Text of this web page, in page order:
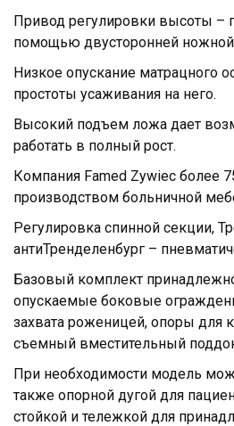
Привод регулировки высоты –
помощью двусторонней ножной
Низкое опускание матрацного
простоты усаживания на него.
Высокий подъем ложа дает
работать в полный рост.
Компания Famed Zywiec более
производством больничной
Регулировка спинной секции,
антиТренделенбург –
Базовый комплект
опускаемые боковые
захвата роженицей, опоры для
съемный вместительный
При необходимости модель
также опорной дугой для
стойкой и тележкой для